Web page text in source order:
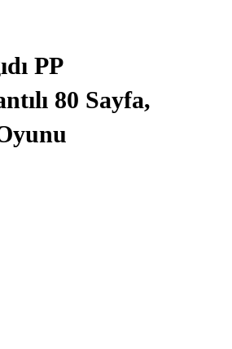
PP
80 Sayfa,